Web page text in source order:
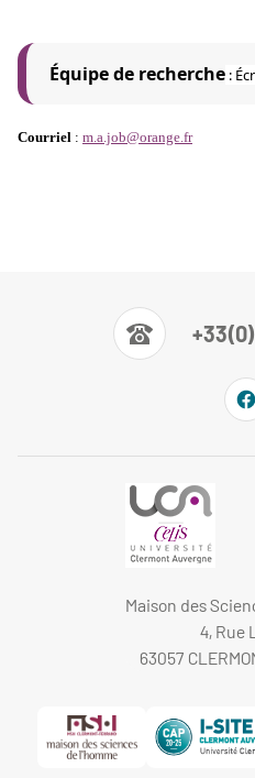
Équipe de recherche :
Courriel : m.a.job@orange.fr
Maison des
4, Rue
63057